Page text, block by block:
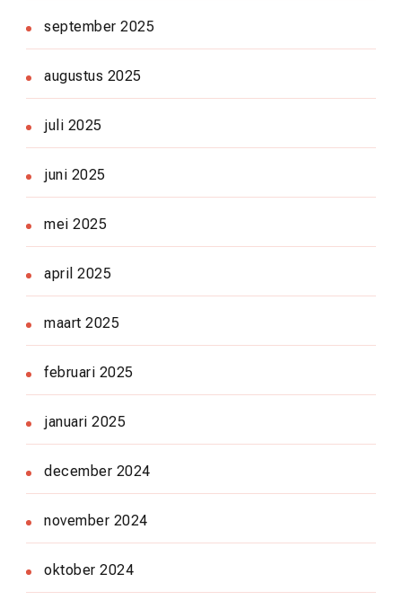
september 2025
augustus 2025
juli 2025
juni 2025
mei 2025
april 2025
maart 2025
februari 2025
januari 2025
december 2024
november 2024
oktober 2024